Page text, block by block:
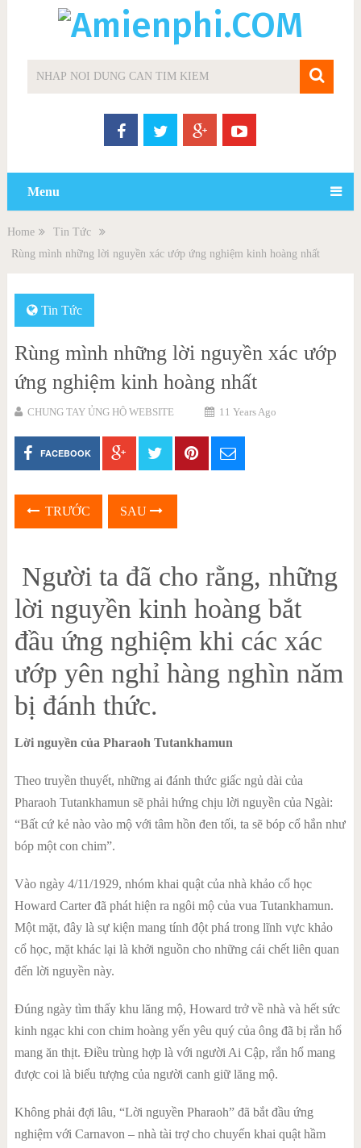
Menu
Home
Tin Tức
Rùng mình những lời nguyền xác ướp ứng nghiệm kinh hoàng nhất
Tin Tức
Rùng mình những lời nguyền xác ướp
ứng nghiệm kinh hoàng nhất
CHUNG TAY ỦNG HỘ WEBSITE 11 Years Ago
FACEBOOK
TRƯỚC SAU
Người ta đã cho rằng, những
lời nguyền kinh hoàng bắt
đầu ứng nghiệm khi các xác
ướp yên nghỉ hàng nghìn năm
bị đánh thức.
Lời nguyền của Pharaoh Tutankhamun
Theo truyền thuyết, những ai đánh thức giấc ngủ dài của
Pharaoh Tutankhamun sẽ phải hứng chịu lời nguyền của Ngài:
“Bất cứ kẻ nào vào mộ với tâm hồn đen tối, ta sẽ bóp cổ hắn như
bóp một con chim”.
Vào ngày 4/11/1929, nhóm khai quật của nhà khảo cổ học
Howard Carter đã phát hiện ra ngôi mộ của vua Tutankhamun.
Một mặt, đây là sự kiện mang tính đột phá trong lĩnh vực khảo
cổ học, mặt khác lại là khởi nguồn cho những cái chết liên quan
đến lời nguyền này.
Đúng ngày tìm thấy khu lăng mộ, Howard trở về nhà và hết sức
kinh ngạc khi con chim hoàng yến yêu quý của ông đã bị rắn hổ
mang ăn thịt. Điều trùng hợp là với người Ai Cập, rắn hổ mang
được coi là biểu tượng của người canh giữ lăng mộ.
Không phải đợi lâu, “Lời nguyền Pharaoh” đã bắt đầu ứng
nghiệm với Carnavon – nhà tài trợ cho chuyến khai quật hầm